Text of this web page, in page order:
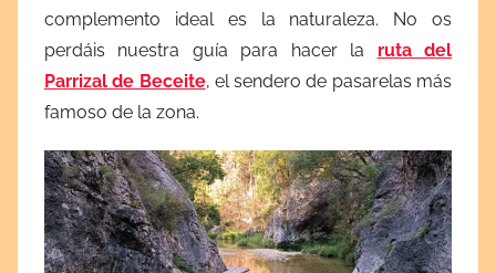
complemento ideal es la naturaleza. No os
perdáis nuestra guía para hacer la ruta del
Parrizal de Beceite, el sendero de pasarelas más
famoso de la zona.